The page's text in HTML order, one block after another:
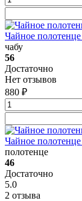
Чайное
чабу
56
Достаточно
Нет отзывов
880 ₽
Чайное
полотенце
46
Достаточно
5.0
2 отзыва